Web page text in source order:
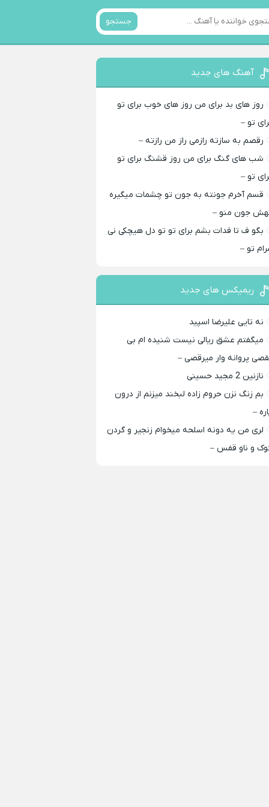
جستجو
آهنگ های جدید
روز های بد برای من روز های خوب برای تو
تو –
رقصم به سازته رازمی راز من رازته –
شب های گنگ برای من روز قشنگ برای تو
تو –
قسم آخرم جونته به جون تو چشمات میگیره
جون منو –
بگو ف تا فدات بشم برای تو تو دل هیچکی نی
تو –
ریمیکس های جدید
نه تایی علیرضا اسپید
میگفتم عشق ریالی نیست شنیده ام بی
پروانه وار میرقصی –
نازنین 2 مجید حسینی
بم زنگ نزن حروم زاده لبخند میزنم از درون
–
لری من یه دونه اسلحه میخوام زﻧﺠﻴﺮ و ﮔﺮدن
و ﻧﺎو ﻗﻔﺲ –